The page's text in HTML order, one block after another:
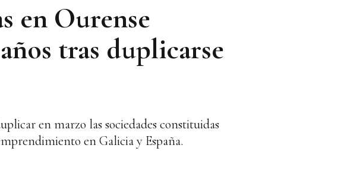
en Ourense
tras duplicarse
en marzo las sociedades constituidas
en Galicia y España.